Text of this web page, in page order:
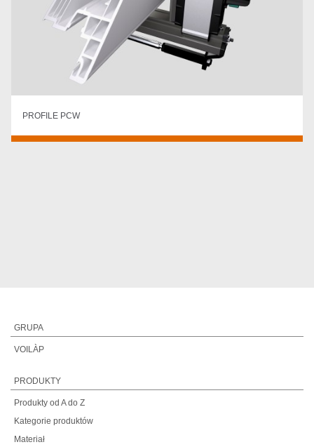
PROFILE PCW
GRUPA
VOILÀP
PRODUKTY
Produkty od A do Z
Kategorie produktów
Materiał